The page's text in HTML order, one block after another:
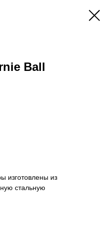
Ball
изготовлены из
стальную